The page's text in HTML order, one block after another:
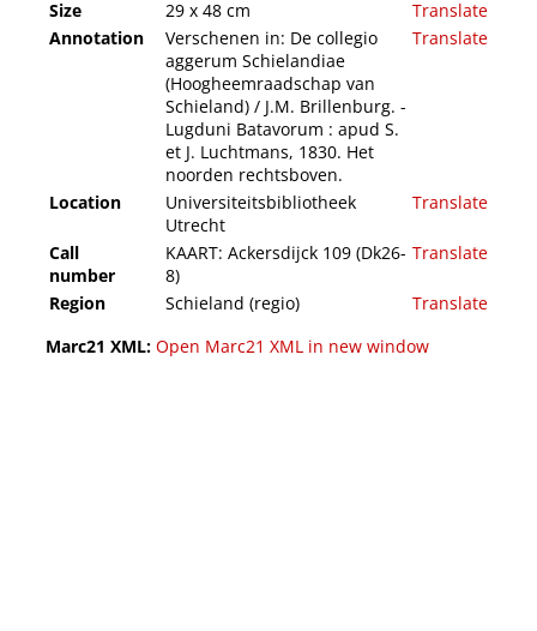
Size
29 x 48 cm
Translate
Annotation
Verschenen in: De collegio
aggerum Schielandiae
(Hoogheemraadschap van
Schieland) / J.M. Brillenburg. -
Lugduni Batavorum : apud S.
et J. Luchtmans, 1830. Het
noorden rechtsboven.
Translate
Location
Universiteitsbibliotheek
Utrecht
Translate
Call
number
KAART: Ackersdijck 109 (Dk26-
8)
Translate
Region Schieland (regio)
Translate
Marc21 XML: Open Marc21 XML in new window